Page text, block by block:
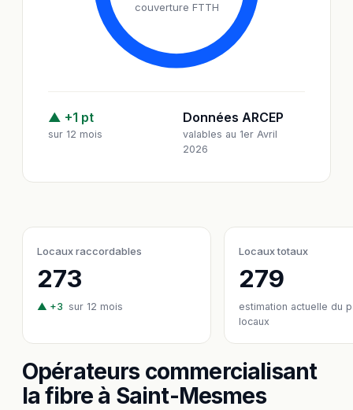
couverture FTTH
▲ +1 pt
sur 12 mois
Données ARCEP
valables au 1er Avril
2026
Locaux raccordables
273
▲ +3 sur 12 mois
Locaux totaux
279
estimation actuelle du
locaux
Opérateurs commercialisant
la fibre à Saint-Mesmes